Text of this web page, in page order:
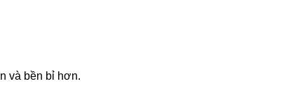
và bền bỉ hơn.